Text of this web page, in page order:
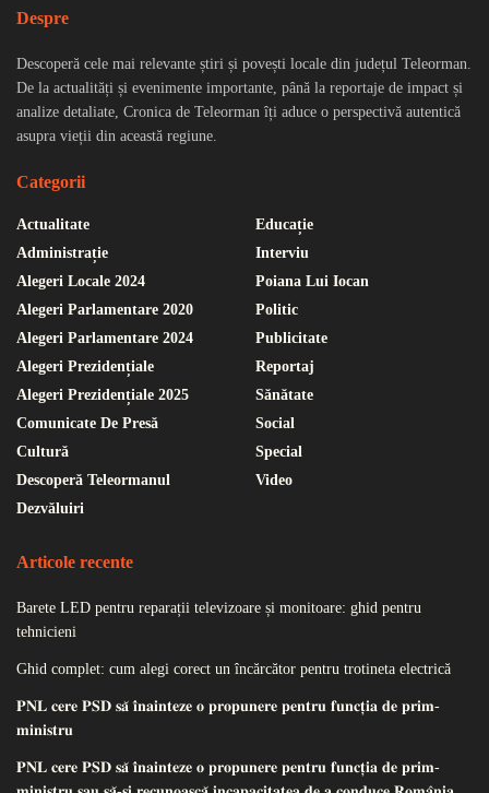
Despre
Descoperă cele mai relevante știri și povești locale din județul Teleorman.
De la actualități și evenimente importante, până la reportaje de impact și
analize detaliate, Cronica de Teleorman îți aduce o perspectivă autentică
asupra vieții din această regiune.
Categorii
Actualitate
Administrație
Alegeri Locale 2024
Alegeri Parlamentare 2020
Alegeri Parlamentare 2024
Alegeri Prezidențiale
Alegeri Prezidențiale 2025
Comunicate De Presă
Cultură
Descoperă Teleormanul
Dezvăluiri
Educație
Interviu
Poiana Lui Iocan
Politic
Publicitate
Reportaj
Sănătate
Social
Special
Video
Articole recente
Barete LED pentru reparații televizoare și monitoare: ghid pentru
tehnicieni
Ghid complet: cum alegi corect un încărcător pentru trotineta electrică
𝐏𝐍𝐋 𝐜𝐞𝐫𝐞 𝐏𝐒𝐃 𝐬𝐚̆ 𝐢̂𝐧𝐚𝐢𝐧𝐭𝐞𝐳𝐞 𝐨 𝐩𝐫𝐨𝐩𝐮𝐧𝐞𝐫𝐞 𝐩𝐞𝐧𝐭𝐫𝐮 𝐟𝐮𝐧𝐜𝐭̦𝐢𝐚 𝐝𝐞 𝐩𝐫𝐢𝐦-
𝐦𝐢𝐧𝐢𝐬𝐭𝐫𝐮
𝐏𝐍𝐋 𝐜𝐞𝐫𝐞 𝐏𝐒𝐃 𝐬𝐚̆ 𝐢̂𝐧𝐚𝐢𝐧𝐭𝐞𝐳𝐞 𝐨 𝐩𝐫𝐨𝐩𝐮𝐧𝐞𝐫𝐞 𝐩𝐞𝐧𝐭𝐫𝐮 𝐟𝐮𝐧𝐜𝐭̦𝐢𝐚 𝐝𝐞 𝐩𝐫𝐢𝐦-